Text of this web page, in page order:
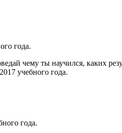
года.
чему ты научился, каких
учебного года.
года.